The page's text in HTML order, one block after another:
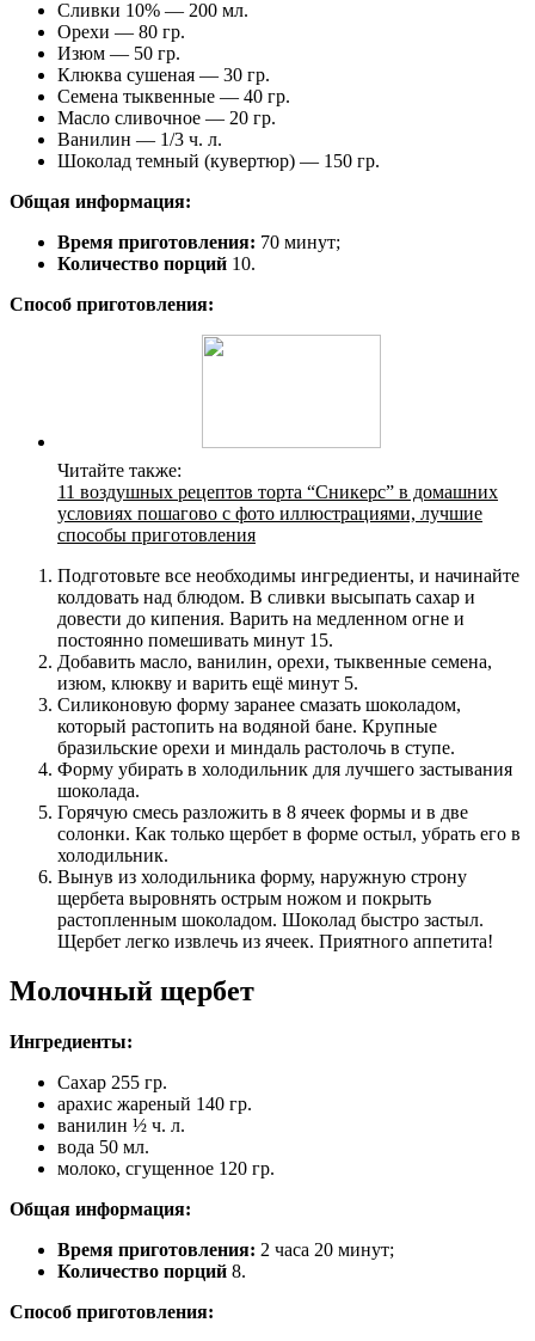
Сливки 10% — 200 мл.
Орехи — 80 гр.
Изюм — 50 гр.
Клюква сушеная — 30 гр.
Семена тыквенные — 40 гр.
Масло сливочное — 20 гр.
Ванилин — 1/3 ч. л.
Шоколад темный (кувертюр) — 150 гр.
Общая информация:
Время приготовления: 70 минут;
Количество порций 10.
Способ приготовления:
Читайте также:
11 воздушных рецептов торта “Сникерс” в домашних
условиях пошагово с фото иллюстрациями, лучшие
способы приготовления
Подготовьте все необходимы ингредиенты, и начинайте
колдовать над блюдом. В сливки высыпать сахар и
довести до кипения. Варить на медленном огне и
постоянно помешивать минут 15.
Добавить масло, ванилин, орехи, тыквенные семена,
изюм, клюкву и варить ещё минут 5.
Силиконовую форму заранее смазать шоколадом,
который растопить на водяной бане. Крупные
бразильские орехи и миндаль растолочь в ступе.
Форму убирать в холодильник для лучшего застывания
шоколада.
Горячую смесь разложить в 8 ячеек формы и в две
солонки. Как только щербет в форме остыл, убрать его в
холодильник.
Вынув из холодильника форму, наружную строну
щербета выровнять острым ножом и покрыть
растопленным шоколадом. Шоколад быстро застыл.
Щербет легко извлечь из ячеек. Приятного аппетита!
Молочный щербет
Ингредиенты:
Сахар 255 гр.
арахис жареный 140 гр.
ванилин ½ ч. л.
вода 50 мл.
молоко, сгущенное 120 гр.
Общая информация:
Время приготовления: 2 часа 20 минут;
Количество порций 8.
Способ приготовления: